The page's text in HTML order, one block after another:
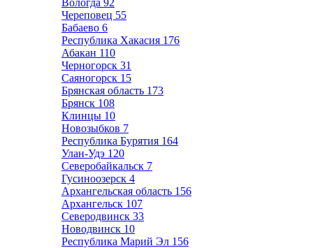
Вологда 92
Череповец 55
Бабаево 6
Республика Хакасия 176
Абакан 110
Черногорск 31
Саяногорск 15
Брянская область 173
Брянск 108
Клинцы 10
Новозыбков 7
Республика Бурятия 164
Улан-Удэ 120
Северобайкальск 7
Гусиноозерск 4
Архангельская область 156
Архангельск 107
Северодвинск 33
Новодвинск 10
Республика Марий Эл 156